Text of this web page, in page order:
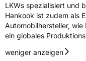
LKWs spezialisiert und
Hankook ist zudem als
Automobilhersteller,
ein globales
weniger anzeigen